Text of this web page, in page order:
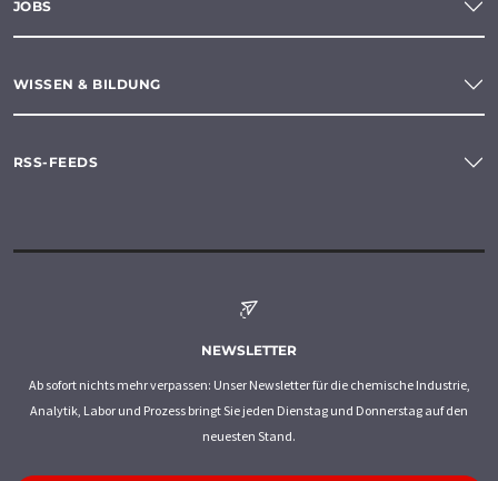
JOBS
WISSEN & BILDUNG
RSS-FEEDS
NEWSLETTER
Ab sofort nichts mehr verpassen: Unser Newsletter für die chemische Industrie,
Analytik, Labor und Prozess bringt Sie jeden Dienstag und Donnerstag auf den
neuesten Stand.